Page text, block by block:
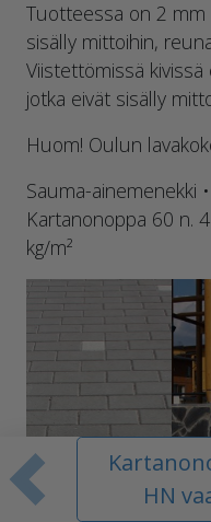
HN
Tuotteessa on 2
sisälly mittoihin,
Viistettömissä
jotka eivät sisälly
Huom! Oulun
Sauma-ainemenekki
Kartanonoppa 60 n.
kg/m²